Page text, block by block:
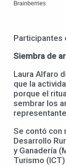
Participantes
Siembra de
Laura Alfaro
que la
porque el
sembrar los
Se contó con
Desarrollo
y Ganadería
Turismo (ICT)